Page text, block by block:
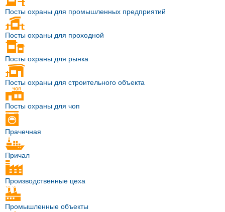
Посты охраны для промышленных предприятий
Посты охраны для проходной
Посты охраны для рынка
Посты охраны для строительного объекта
Посты охраны для чоп
Прачечная
Причал
Производственные цеха
Промышленные объекты